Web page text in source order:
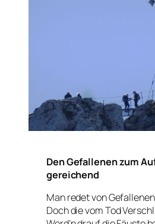
Den Gefallenen zum
gereichend
Man redet vonGefallenen
Doch die vom Tod